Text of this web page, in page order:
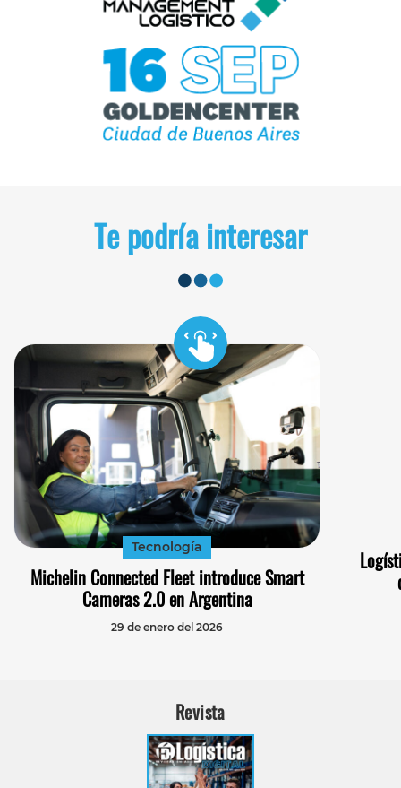
Te podría interesar
Tecnología
Michelin Connected Fleet introduce Smart
Cameras 2.0 en Argentina
29 de enero del 2026
Revista